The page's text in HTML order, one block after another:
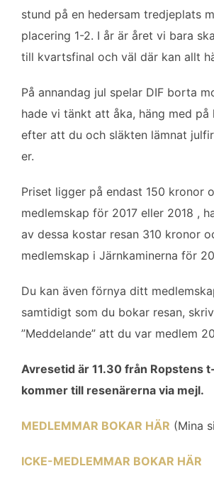
o
o
k
e
r
e
d
I
n
stund på en hedersam tredjeplats
placering 1-2. I år är året vi bara
till kvartsfinal och väl där kan allt
På annandag jul spelar DIF borta
hade vi tänkt att åka, häng med på
efter att du och släkten lämnat
er.
Priset ligger på endast 150 kronor
medlemskap för 2017 eller 2018 ,
av dessa kostar resan 310 kronor
medlemskap i Järnkaminerna för
Du kan även förnya ditt
samtidigt som du bokar resan,
”Meddelande” att du var medlem
Avresetid är 11.30 från Ropstens
kommer till resenärerna via mejl.
MEDLEMMAR BOKAR HÄR (Mina
ICKE-MEDLEMMAR BOKAR HÄR